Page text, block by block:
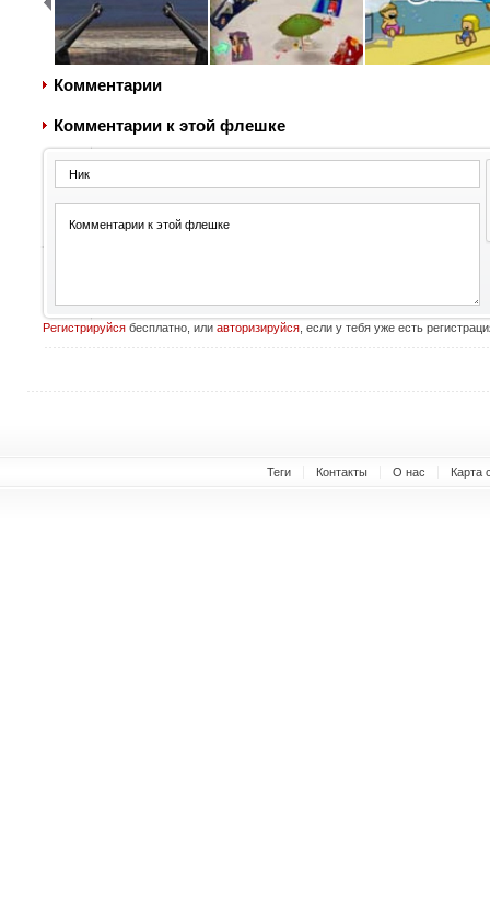
Комментарии
Комментарии к этой флешке
Регистрируйсябесплатно, или авторизируйся, если у тебя уже есть
Теги Контакты О нас Карта